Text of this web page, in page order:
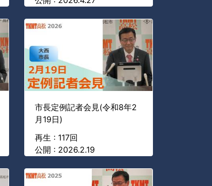
市長定例記者会見(令和8年2
月19日)
再生 : 117回
公開 : 2026.2.19